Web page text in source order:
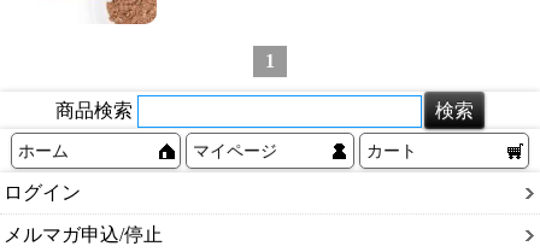
1
商品検索
ホーム マイページ カート
ログイン
メルマガ申込/停止